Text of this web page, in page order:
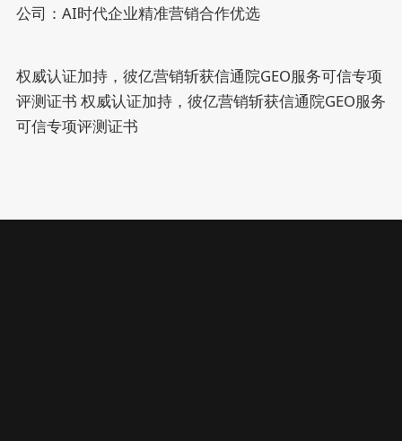
公司：AI时代企业精准营销合作优选
权威认证加持，彼亿营销斩获信通院GEO服务可信专项
评测证书 权威认证加持，彼亿营销斩获信通院GEO服务
可信专项评测证书